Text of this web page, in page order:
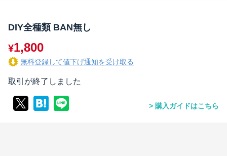
DIY全種類 BAN無し
¥1,800
無料登録して値下げ通知を受け取る
取引が終了しました
購入ガイドはこちら